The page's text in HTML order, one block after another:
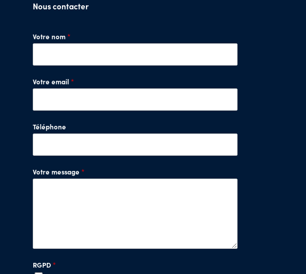
Nous contacter
Votre nom *
Votre email *
Téléphone
Votre message *
RGPD *